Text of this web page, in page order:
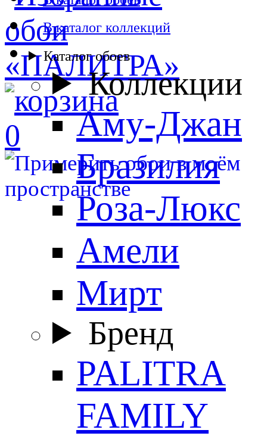
0
В каталог коллекций
Каталог обоев
Коллекции
Аму-Джан
Бразилия
Роза-Люкс
Амели
Мирт
Бренд
PALITRA
FAMILY